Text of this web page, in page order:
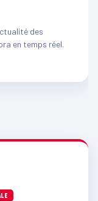
des
en temps réel.